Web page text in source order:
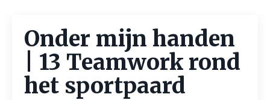
Onder mijn handen
| 13 Teamwork rond
het sportpaard